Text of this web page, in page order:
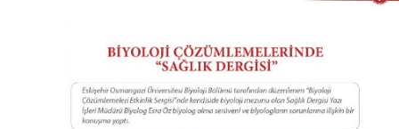
MEZUNLARI
üzerine